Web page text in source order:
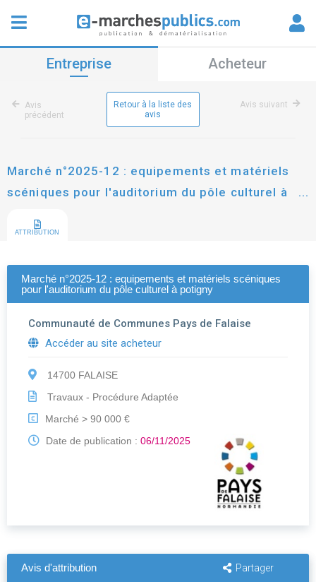
Entreprise Acheteur
Avis
précédent
Retour à la liste des
avis
Avis suivant
Marché n°2025-12 : equipements et matériels
scéniques pour l'auditorium du pôle culturel à
ATTRIBUTION
Marché n°2025-12 : equipements et matériels scéniques
pour l'auditorium du pôle culturel à potigny
Communauté de Communes Pays de Falaise
Accéder au site acheteur
14700 FALAISE
Travaux - Procédure Adaptée
€
Marché > 90 000 €
Date de publication : 06/11/2025
Avis d'attribution Partager